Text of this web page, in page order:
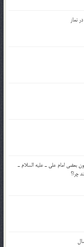
نماز
بالاتر است چون بعضي امام علي ـ عليه السلام ـ
چرا؟